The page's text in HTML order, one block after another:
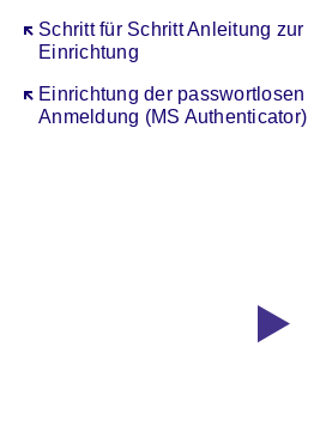
Schritt für Schritt Anleitung zur
Einrichtung
Öffnet sich in einem neuen Fenster
Einrichtung der passwortlosen
Anmeldung (MS Authenticator)
Öffnet sich in einem neuen Fenster